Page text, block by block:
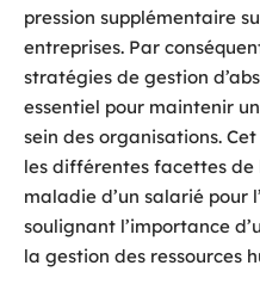
pression supplémentaire
entreprises. Par
stratégies de gestion
essentiel pour maintenir
sein des organisations.
les différentes facettes
maladie d’un salarié pour
soulignant l’importance
la gestion des ressources